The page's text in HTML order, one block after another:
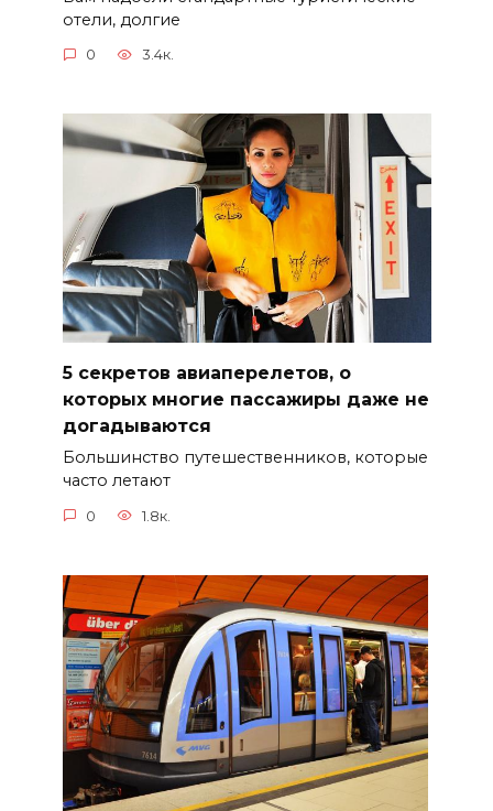
отели, долгие
0 3.4к.
5 секретов авиаперелетов, о
которых многие пассажиры даже не
догадываются
Большинство путешественников, которые
часто летают
0 1.8к.